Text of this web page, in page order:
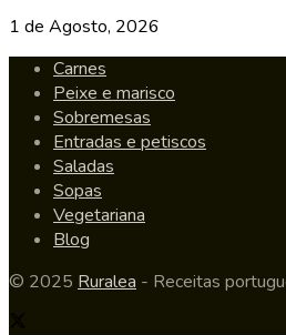
1 de Agosto, 2026
Carnes
Peixe e marisco
Sobremesas
Entradas e petiscos
Saladas
Sopas
Vegetariana
Blog
© 2025 Ruralea - Receitas